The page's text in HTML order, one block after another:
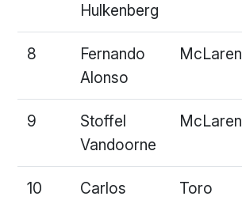
Hulkenberg
8
Fernando
Alonso
McLaren
9
Stoffel
Vandoorne
McLaren
10
Carlos
Toro